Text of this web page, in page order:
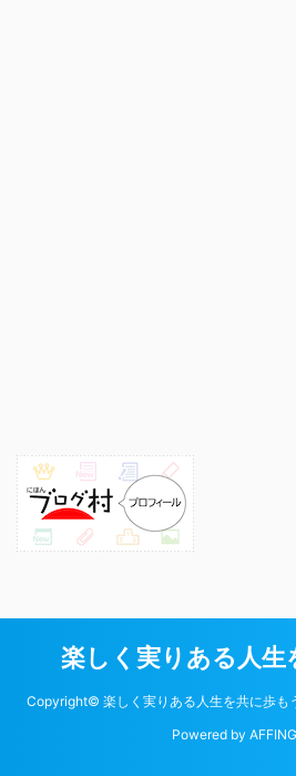
楽しく実りある人生
Copyright© 楽しく実りある人生を共に歩
Powered by